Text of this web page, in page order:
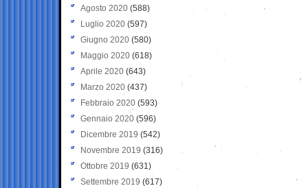
Agosto 2020 (588)
Luglio 2020 (597)
Giugno 2020 (580)
Maggio 2020 (618)
Aprile 2020 (643)
Marzo 2020 (437)
Febbraio 2020 (593)
Gennaio 2020 (596)
Dicembre 2019 (542)
Novembre 2019 (316)
Ottobre 2019 (631)
Settembre 2019 (617)